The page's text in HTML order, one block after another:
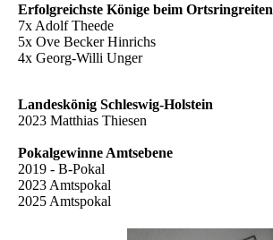
Erfolgreichste Könige beim Ortsringreiten
7x Adolf Theede
5x Ove Becker Hinrichs
4x Georg-Willi Unger
Landeskönig Schleswig-Holstein
2023 Matthias Thiesen
Pokalgewinne Amtsebene
2019 - B-Pokal
2023 Amtspokal
2025 Amtspokal